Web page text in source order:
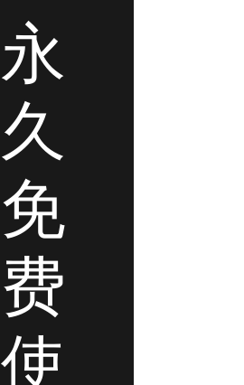
永
久
免
费
使